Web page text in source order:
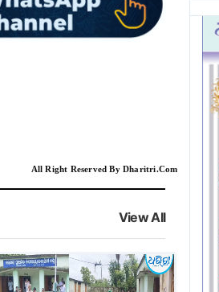
All Right Reserved By Dharitri.Com
View All